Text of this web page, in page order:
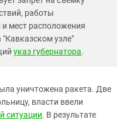
работы
мест расположения
узле"
указ губернатора.
уничтожена ракета. Две
власти ввели
ситуации. В результате